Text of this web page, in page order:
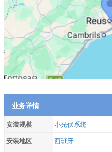
业务详情
安装规模
小光伏系统
安装地区
西班牙